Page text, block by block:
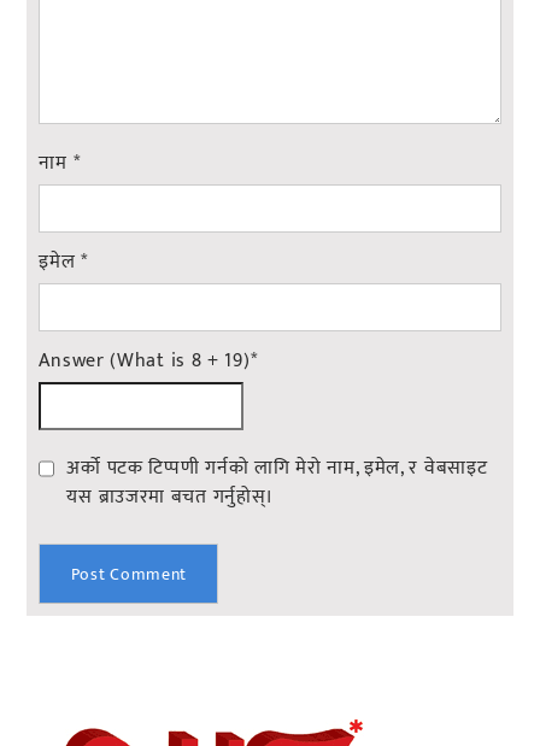
नाम *
इमेल*
Answer (What is 8 + 19)*
अर्को पटक टिप्पणी गर्नको लागि मेरो नाम, इमेल, र वेबसाइट
यस ब्राउजरमा बचत गर्नुहोस्।